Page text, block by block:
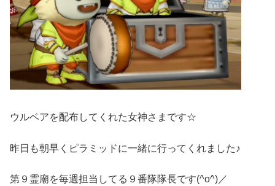
ウルベアを配布してくれた女神さまです☆
昨日も朝早くピラミッドに一緒に行ってくれました♪
第９霊廟を毎週担当してる９番隊隊長です(^o^)／